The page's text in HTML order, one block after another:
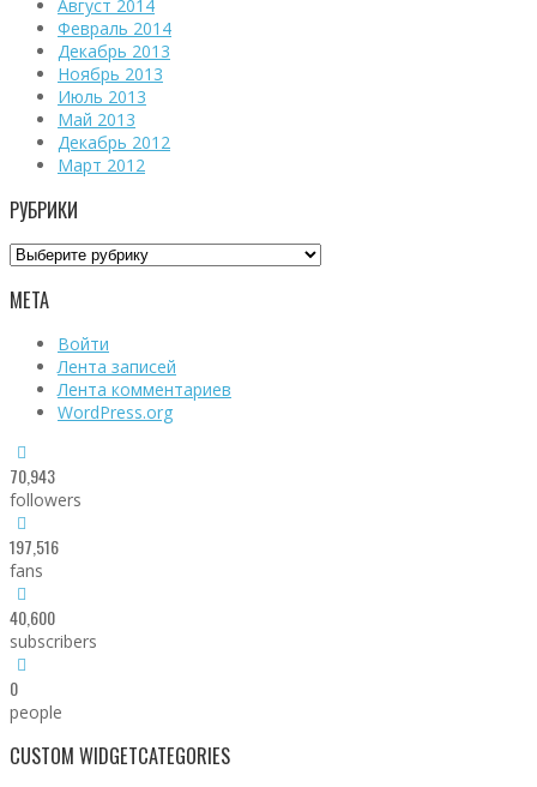
Август 2014
Февраль 2014
Декабрь 2013
Ноябрь 2013
Июль 2013
Май 2013
Декабрь 2012
Март 2012
РУБРИКИ
Рубрики
МЕТА
Войти
Лента записей
Лента комментариев
WordPress.org
70,943
followers
197,516
fans
40,600
subscribers
0
people
CUSTOM WIDGETCATEGORIES